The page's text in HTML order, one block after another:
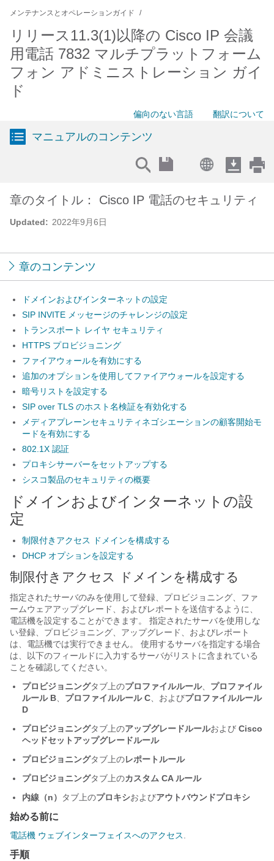
メンテナンスとオペレーションガイド
リリース11.3(1)以降の Cisco IP 会議
用電話 7832 マルチプラットフォーム
フォン アドミニストレーション ガイ
ド
偏向のない言語 翻訳について
マニュアルのコンテンツ
Updated: 2022年9月6日
章のタイトル： Cisco IP 電話のセキュリティ
章のコンテンツ
ドメインおよびインターネットの設定
SIP INVITE メッセージのチャレンジの設定
トランスポート レイヤ セキュリティ
HTTPS プロビジョニング
ファイアウォールを有効にする
追加のオプションを使用してファイアウォールを設定する
暗号リストを設定する
SIP over TLS のホスト名検証を有効化する
メディアプレーンセキュリティネゴシエーションの顧客開始モ
ードを有効にする
802.1X 認証
プロキシサーバーをセットアップする
シスコ製品のセキュリティの概要
ドメインおよびインターネットの設
定
制限付きアクセス ドメインを構成する
DHCP オプションを設定する
制限付きアクセス ドメインを構成する
指定されたサーバのみを使用して登録、プロビジョニング、ファ
ームウェアアップグレード、およびレポートを送信するように、
電話機を設定することができます。 指定されたサーバを使用しな
い登録、プロビジョニング、アップグレード、およびレポート
は、電話機では実行できません。 使用するサーバを指定する場合
は、以下のフィールドに入力するサーバがリストに含まれている
ことを確認してください。
プロビジョニングタブ上のプロファイルルール、 プロファイル
ルール B
プロファイルルール C 、およびプロファイルルール
D
プロビジョニングタブ上のアップグレードルールおよび Cisco
ヘッドセットアップグレードルール
プロビジョニングタブ上のレポートルール
プロビジョニングタブ上のカスタム CA ルール
内線（n）
タブ上のプロキシおよびアウトバウンドプロキシ
始める前に
電話機 ウェブインターフェイスへのアクセス
手順